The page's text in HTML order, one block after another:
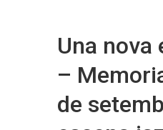
Una nova
–
de